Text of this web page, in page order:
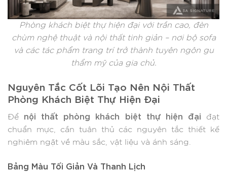
Phòng khách biệt thự hiện đại với trần cao, đèn
chùm nghệ thuật và nội thất tinh giản – nơi bộ sofa
và các tác phẩm trang trí trở thành tuyên ngôn gu
thẩm mỹ của gia chủ.
Nguyên Tắc Cốt Lõi Tạo Nên Nội Thất
Phòng Khách Biệt Thự Hiện Đại
Để nội thất phòng khách biệt thự hiện đại đạt
chuẩn mực, cần tuân thủ các nguyên tắc thiết kế
nghiêm ngặt về màu sắc, vật liệu và ánh sáng.
Bảng Màu Tối Giản Và Thanh Lịch